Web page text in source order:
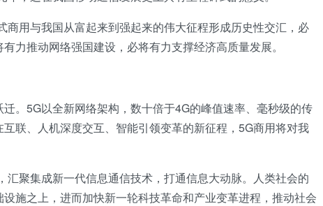
商用与我国从富起来到强起来的伟大征程形成历史性交汇，必
力推动网络强国建设，必将有力支撑经济高质量发展。
。5G以全新网络架构，数十倍于4G的峰值速率、毫秒级的传
联、人机深度交互、智能引领变革的新征程，5G商用将对我
聚集成新一代信息通信技术，打通信息大动脉。人类社会的
施之上，进而加快新一轮科技革命和产业变革进程，推动社会